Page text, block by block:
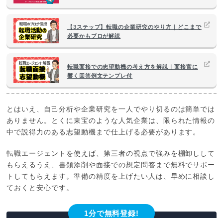
【3ステップ】転職の企業研究のやり方｜どこまで
必要かもプロが解説
転職面接での志望動機の考え方を解説｜面接官に
響く回答例文テンプレ付
とはいえ、自己分析や企業研究を一人でやり切るのは簡単では
ありません。とくに東宝のような人気企業は、限られた情報の
中で説得力のある志望動機まで仕上げる必要があります。
転職エージェントを使えば、第三者の視点で強みを棚卸しして
もらえるうえ、書類添削や面接での想定問答まで無料でサポー
トしてもらえます。準備の精度を上げたい人は、早めに相談し
ておくと安心です。
1分で無料登録!